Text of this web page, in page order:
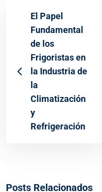
El Papel
Fundamental
de los
Frigoristas en
la Industria de
la
Climatización
y
Refrigeración
Posts Relacionados